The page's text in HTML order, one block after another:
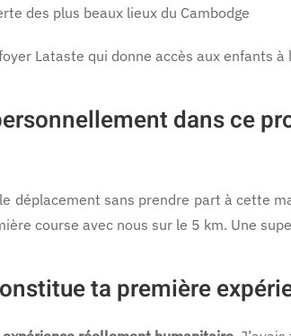
des plus beaux lieux du Cambodge
Lataste qui donne accès aux enfants
dans ce
déplacement sans prendre part à cette
course avec nous sur le 5 km. Une
ta première